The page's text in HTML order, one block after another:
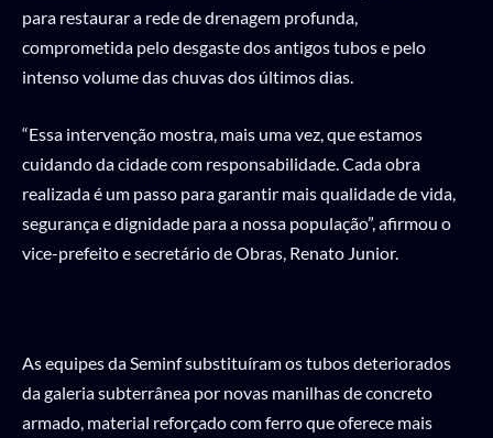
para restaurar a rede de drenagem profunda,
comprometida pelo desgaste dos antigos tubos e pelo
intenso volume das chuvas dos últimos dias.
“Essa intervenção mostra, mais uma vez, que estamos
cuidando da cidade com responsabilidade. Cada obra
realizada é um passo para garantir mais qualidade de vida,
segurança e dignidade para a nossa população”, afirmou o
vice-prefeito e secretário de Obras, Renato Junior.
As equipes da Seminf substituíram os tubos deteriorados
da galeria subterrânea por novas manilhas de concreto
armado, material reforçado com ferro que oferece mais